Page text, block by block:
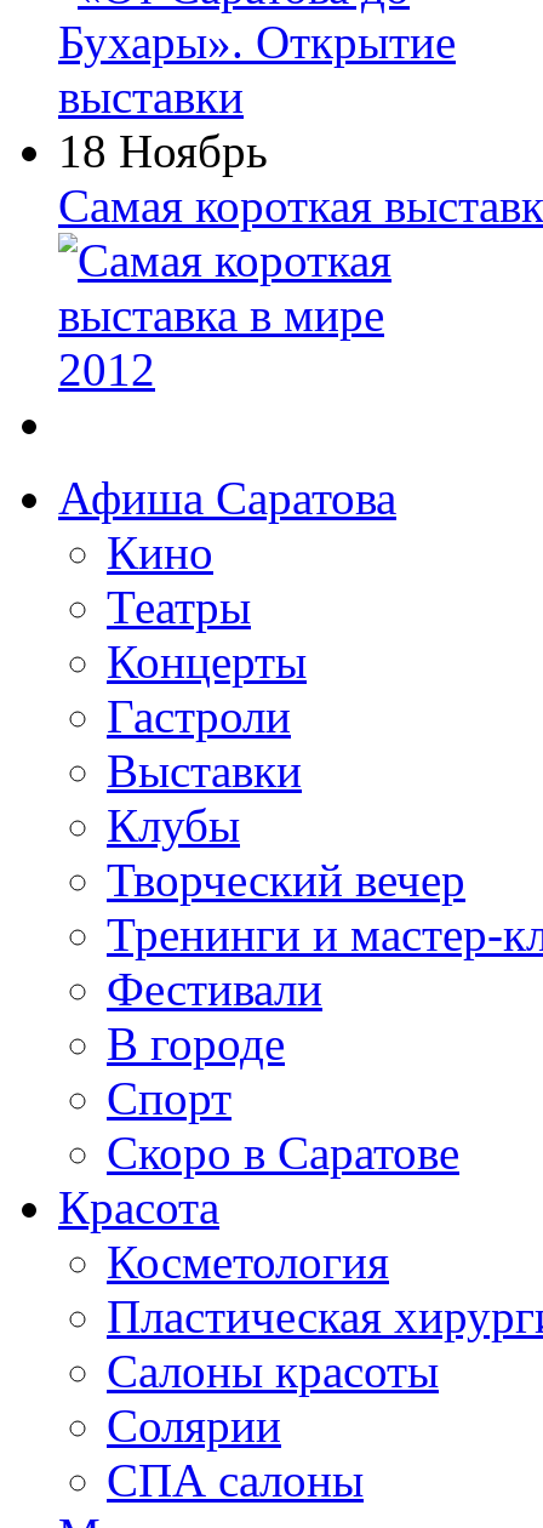
18 Ноябрь
Самая короткая
Афиша Саратова
Кино
Театры
Концерты
Гастроли
Выставки
Клубы
Творческий вечер
Тренинги и мастер-
Фестивали
В городе
Спорт
Скоро в Саратове
Красота
Косметология
Пластическая
Салоны красоты
Солярии
СПА салоны